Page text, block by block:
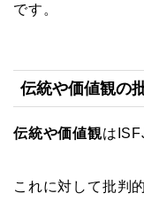
です。
伝統や価値観の
伝統や価値観は
これに対して批判